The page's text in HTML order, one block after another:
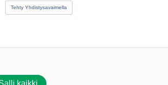
Tehty Yhdistysavaimella